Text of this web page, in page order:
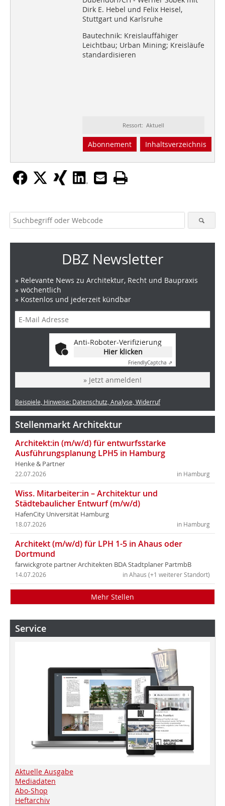
Dirk E. Hebel und Felix Heisel,
Stuttgart und Karlsruhe
Bautechnik: Kreislauffähiger
Leichtbau; Urban Mining; Kreisläufe
standardisieren
Ressort: Aktuell
Abonnement Inhaltsverzeichnis
DBZ Newsletter
» Relevante News zu Architektur, Recht und Baupraxis
» wöchentlich
» Kostenlos und jederzeit kündbar
Anti-Roboter-Verifizierung
Hier klicken
FriendlyCaptcha ⇗
» Jetzt anmelden!
Beispiele, Hinweise: Datenschutz, Analyse, Widerruf
Stellenmarkt Architektur
Architekt:in (m/w/d) für entwurfsstarke
Ausführungsplanung LPH5 in Hamburg
Henke & Partner
in Hamburg
22.07.2026
Wiss. Mitarbeiter:in – Architektur und
Städtebaulicher Entwurf (m/w/d)
HafenCity Universität Hamburg
in Hamburg
18.07.2026
Architekt (m/w/d) für LPH 1-5 in Ahaus oder
Dortmund
farwickgrote partner Architekten BDA Stadtplaner PartmbB
in Ahaus (+1 weiterer Standort)
14.07.2026
Mehr Stellen
Service
Aktuelle Ausgabe
Mediadaten
Abo-Shop
Heftarchiv